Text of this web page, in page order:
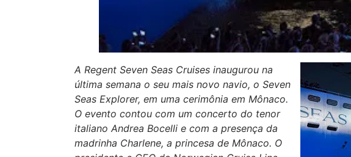
A Regent Seven Seas Cruises inaugurou na
última semana o seu mais novo navio, o Seven
Seas Explorer, em uma cerimônia em Mônaco.
O evento contou com um concerto do tenor
italiano Andrea Bocelli e com a presença da
madrinha Charlene, a princesa de Mônaco. O